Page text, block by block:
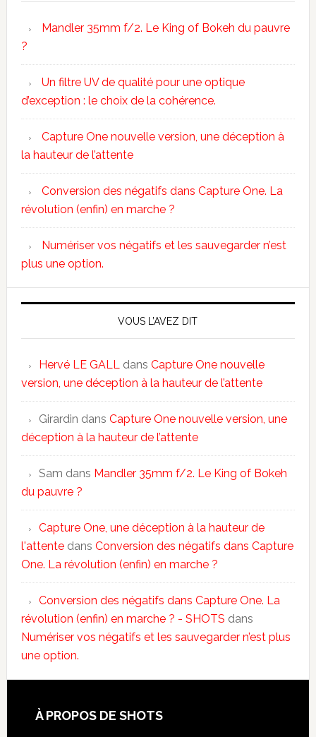
Mandler 35mm f/2. Le King of Bokeh du pauvre
?
Un filtre UV de qualité pour une optique
d’exception : le choix de la cohérence.
Capture One nouvelle version, une déception à
la hauteur de l’attente
Conversion des négatifs dans Capture One. La
révolution (enfin) en marche ?
Numériser vos négatifs et les sauvegarder n’est
plus une option.
VOUS L’AVEZ DIT
Hervé LE GALL dans Capture One nouvelle
version, une déception à la hauteur de l’attente
Girardin dans Capture One nouvelle version, une
déception à la hauteur de l’attente
Sam dans Mandler 35mm f/2. Le King of Bokeh
du pauvre ?
Capture One, une déception à la hauteur de
l'attentedans Conversion des négatifs dans Capture
One. La révolution (enfin) en marche ?
Conversion des négatifs dans Capture One. La
révolution (enfin) en marche ? - SHOTS dans
Numériser vos négatifs et les sauvegarder n’est plus
une option.
À PROPOS DE SHOTS